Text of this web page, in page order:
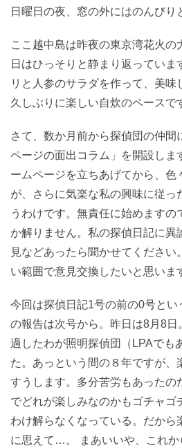
日曜日の夜、窓の外にはのんびり
ここ越中島は昨夜の東京湾花火の
日はひっそりと静まり返っていま
リと人参のサラダを作って、美味
久しぶりに楽しい自炊のペースで
さて、数か月前から探偵団の仲間
ページの面出コラム」を開設しま
ームページを立ちあげてから、色
が、さらに気楽な私の興味に従っ
うわけです。無責任に始めますの
か解りません。私の探偵日記に異
見などあったら聞かせてください
い範囲で意見交換したいと思いま
今回は探偵日記1号の前の0号と
の報告は次号から。昨日は8月8
過したわが照明探偵団（LPAでも
た。あっという間の８年ですが、
すうします。多分苦労もあったの
でどれが楽しみなのかもゴチャゴ
わけ解らなくなっている。だから
に思えて…。 まあいいや、これ